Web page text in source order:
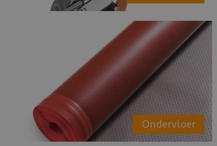
Ondervloer